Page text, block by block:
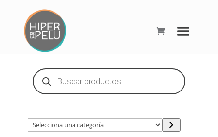
Búsqueda
de
productos
Selecciona